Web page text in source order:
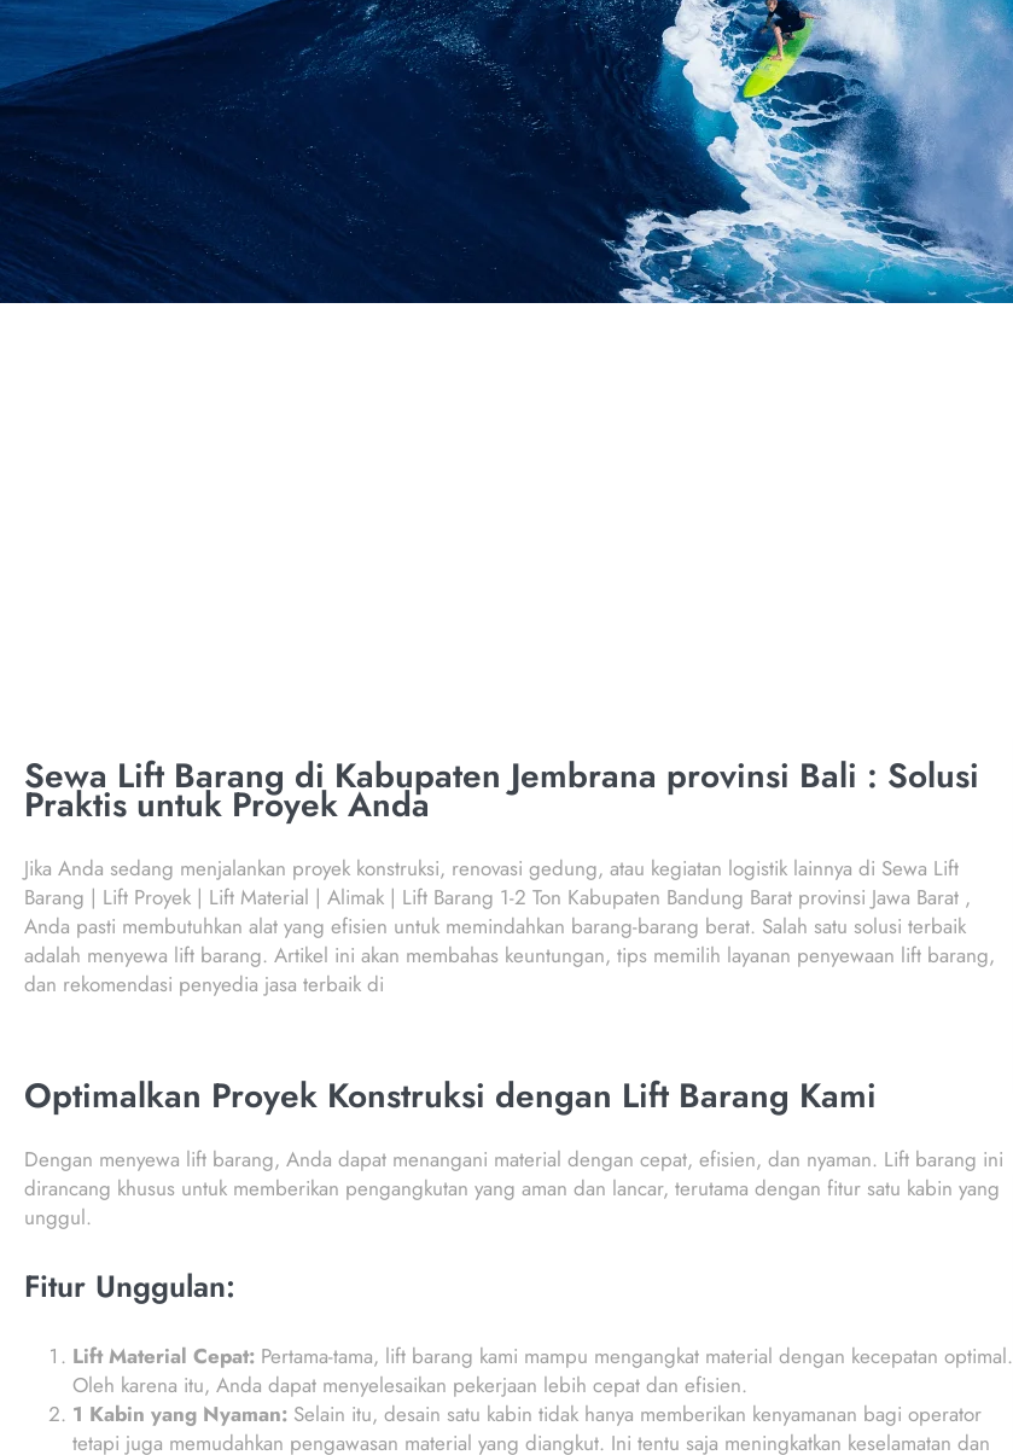
Sewa Lift Barang di Kabupaten Jembrana provinsi Bali : Solusi
Praktis untuk Proyek Anda
Jika Anda sedang menjalankan proyek konstruksi, renovasi gedung, atau kegiatan logistik lainnya di Sewa Lift
Barang | Lift Proyek | Lift Material | Alimak | Lift Barang 1-2 Ton Kabupaten Bandung Barat provinsi Jawa Barat ,
Anda pasti membutuhkan alat yang efisien untuk memindahkan barang-barang berat. Salah satu solusi terbaik
adalah menyewa lift barang. Artikel ini akan membahas keuntungan, tips memilih layanan penyewaan lift barang,
dan rekomendasi penyedia jasa terbaik di
Optimalkan Proyek Konstruksi dengan Lift Barang Kami
Dengan menyewa lift barang, Anda dapat menangani material dengan cepat, efisien, dan nyaman. Lift barang ini
dirancang khusus untuk memberikan pengangkutan yang aman dan lancar, terutama dengan fitur satu kabin yang
unggul.
Fitur Unggulan:
Lift Material Cepat: Pertama-tama, lift barang kami mampu mengangkat material dengan kecepatan optimal.
Oleh karena itu, Anda dapat menyelesaikan pekerjaan lebih cepat dan efisien.
1 Kabin yang Nyaman: Selain itu, desain satu kabin tidak hanya memberikan kenyamanan bagi operator
tetapi juga memudahkan pengawasan material yang diangkut. Ini tentu saja meningkatkan keselamatan dan